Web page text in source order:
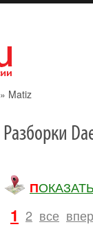
» Matiz
Разборки
1 2 все